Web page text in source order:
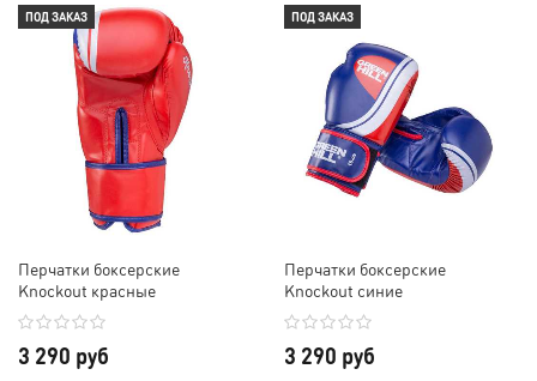
ПОД ЗАКАЗ
Перчатки боксерские
Knockout красные
3 290 руб
ПОД ЗАКАЗ
Перчатки боксерские
Knockout синие
3 290 руб